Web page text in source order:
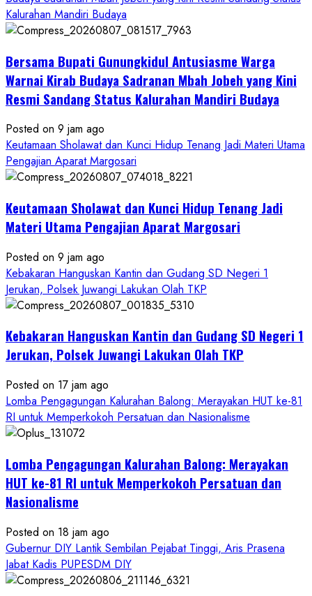
Kalurahan Mandiri Budaya
Bersama Bupati Gunungkidul Antusiasme Warga
Warnai Kirab Budaya Sadranan Mbah Jobeh yang Kini
Resmi Sandang Status Kalurahan Mandiri Budaya
Posted on 9 jam ago
Keutamaan Sholawat dan Kunci Hidup Tenang Jadi Materi Utama
Pengajian Aparat Margosari
Keutamaan Sholawat dan Kunci Hidup Tenang Jadi
Materi Utama Pengajian Aparat Margosari
Posted on 9 jam ago
Kebakaran Hanguskan Kantin dan Gudang SD Negeri 1
Jerukan, Polsek Juwangi Lakukan Olah TKP
Kebakaran Hanguskan Kantin dan Gudang SD Negeri 1
Jerukan, Polsek Juwangi Lakukan Olah TKP
Posted on 17 jam ago
Lomba Pengagungan Kalurahan Balong: Merayakan HUT ke-81
RI untuk Memperkokoh Persatuan dan Nasionalisme
Lomba Pengagungan Kalurahan Balong: Merayakan
HUT ke-81 RI untuk Memperkokoh Persatuan dan
Nasionalisme
Posted on 18 jam ago
Gubernur DIY Lantik Sembilan Pejabat Tinggi, Aris Prasena
Jabat Kadis PUPESDM DIY